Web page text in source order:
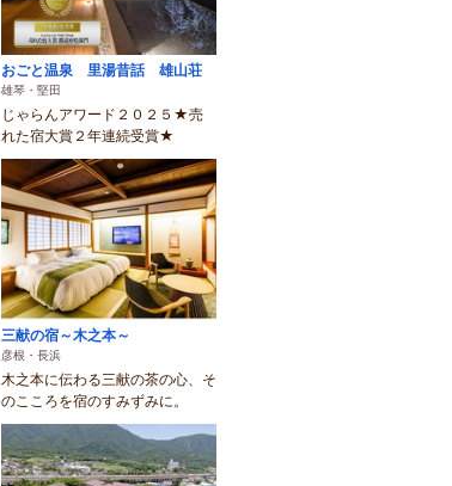
おごと温泉 里湯昔話 雄山荘
雄琴・堅田
じゃらんアワード２０２５★売
れた宿大賞２年連続受賞★
三献の宿～木之本～
彦根・長浜
木之本に伝わる三献の茶の心、そ
のこころを宿のすみずみに。